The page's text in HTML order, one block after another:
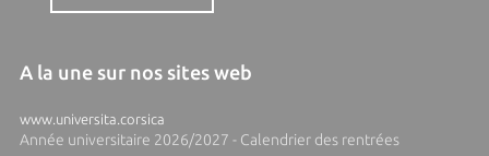
A la une sur nos sites web
www.universita.corsica
Année universitaire 2026/2027 - Calendrier des rentrées